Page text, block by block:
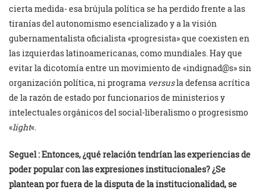
cierta medida- esa brújula política se ha perdido frente a las
tiranías del autonomismo esencializado y a la visión
gubernamentalista oficialista «progresista» que coexisten en
las izquierdas latinoamericanas, como mundiales. Hay que
evitar la dicotomía entre un movimiento de «indignad@s» sin
organización política, ni programa versusla defensa acrítica
de la razón de estado por funcionarios de ministerios y
intelectuales orgánicos del social-liberalismo o progresismo
«light«.
Seguel : Entonces, ¿qué relación tendrían las experiencias de
poder popular con las expresiones institucionales? ¿Se
plantean por fuera de la disputa de la institucionalidad, se